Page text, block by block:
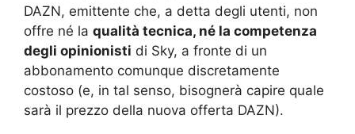
DAZN, emittente che, a detta degli utenti, non
offre né la qualità tecnica, né la competenza
degli opinionisti di Sky, a fronte di un
abbonamento comunque discretamente
costoso (e, in tal senso, bisognerà capire quale
sarà il prezzo della nuova offerta DAZN).